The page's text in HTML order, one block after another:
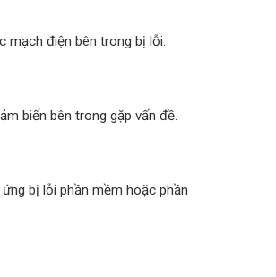
mạch điện bên trong bị lỗi.
biến bên trong gặp vấn đề.
bị lỗi phần mềm hoặc phần